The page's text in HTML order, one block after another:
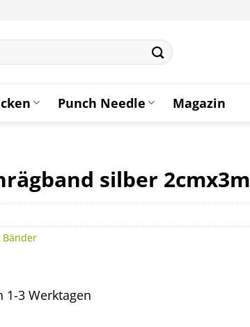
Punch Needle Magazin
silber 2cmx3m
1-3 Werktagen